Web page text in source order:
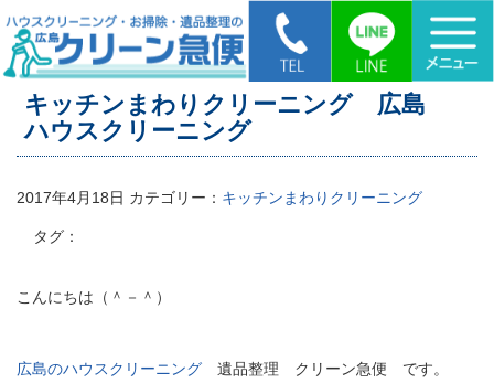
HOME > キッチンまわりクリーニング 広島 ハウスクリーニング
キッチンまわりクリーニング 広島
ハウスクリーニング
2017年4月18日 カテゴリー： キッチンまわりクリーニング
タグ：
こんにちは（＾－＾）
広島のハウスクリーニング 遺品整理 クリーン急便 です。